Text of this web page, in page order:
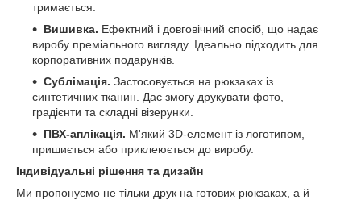
тримається.
Вишивка. Ефектний і довговічний спосіб, що надає
виробу преміального вигляду. Ідеально підходить для
корпоративних подарунків.
Сублімація. Застосовується на рюкзаках із
синтетичних тканин. Дає змогу друкувати фото,
градієнти та складні візерунки.
ПВХ-аплікація. М'який 3D-елемент із логотипом,
пришиється або приклеюється до виробу.
Індивідуальні рішення та дизайн
Ми пропонуємо не тільки друк на готових рюкзаках, а й